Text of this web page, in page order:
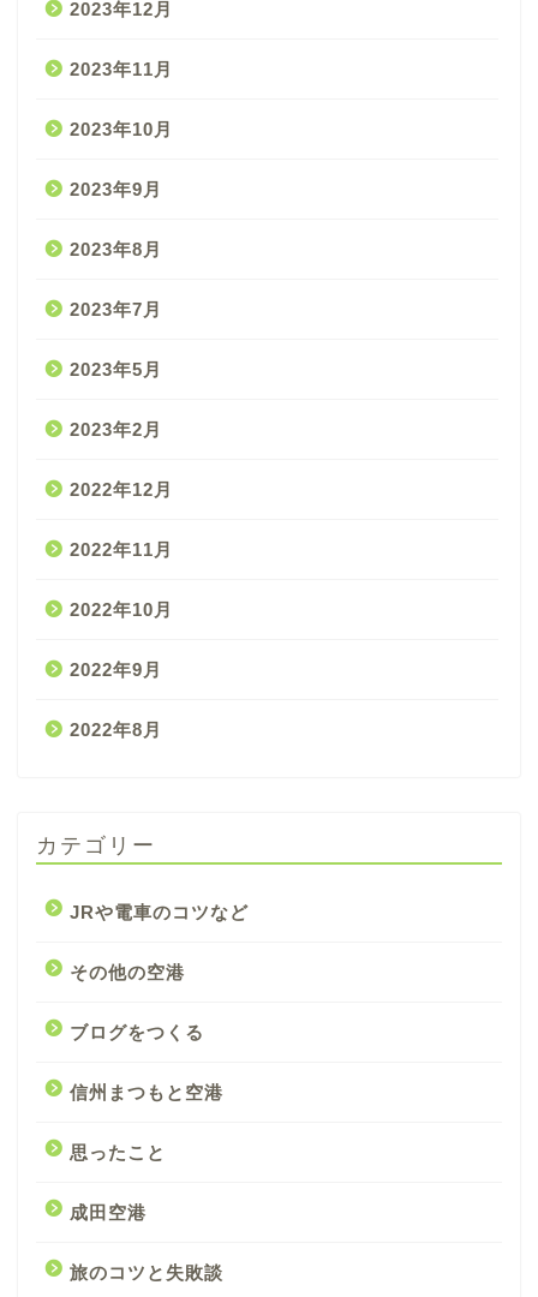
2023年12月
2023年11月
2023年10月
2023年9月
2023年8月
2023年7月
2023年5月
2023年2月
2022年12月
2022年11月
2022年10月
2022年9月
2022年8月
カテゴリー
JRや電車のコツなど
その他の空港
ブログをつくる
信州まつもと空港
思ったこと
成田空港
旅のコツと失敗談